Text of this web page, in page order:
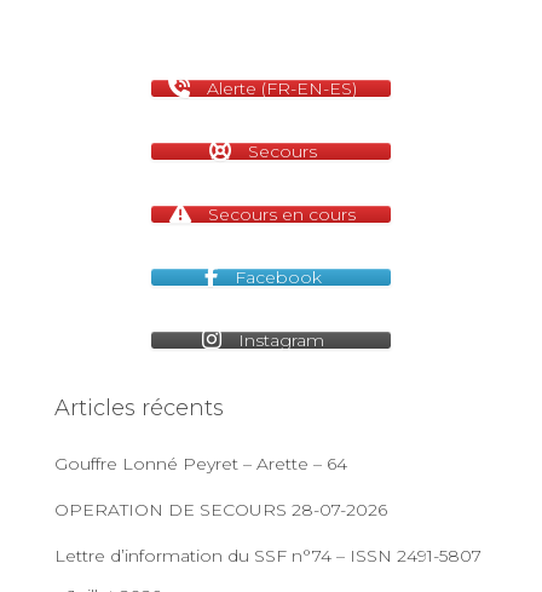
Alerte (FR-EN-ES)
Secours
Secours en cours
Facebook
Instagram
Articles récents
Gouffre Lonné Peyret – Arette – 64
OPERATION DE SECOURS 28-07-2026
Lettre d’information du SSF n°74 – ISSN 2491-5807